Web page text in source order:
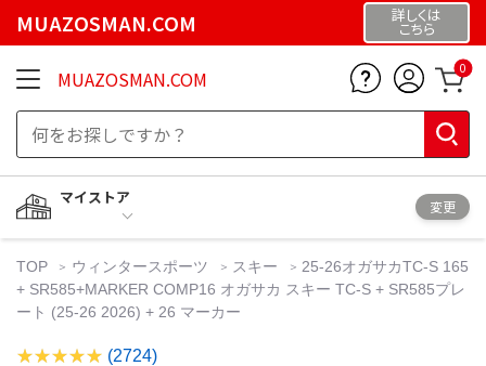
MUAZOSMAN.COM 詳しくは
こちら
MUAZOSMAN.COM 0
マイストア
変更
TOP ウィンタースポーツ スキー
25-26オガサカTC-S 165
+ SR585+MARKER COMP16 オガサカ スキー TC-S + SR585プレ
ート (25-26 2026) + 26 マーカー
(2724)